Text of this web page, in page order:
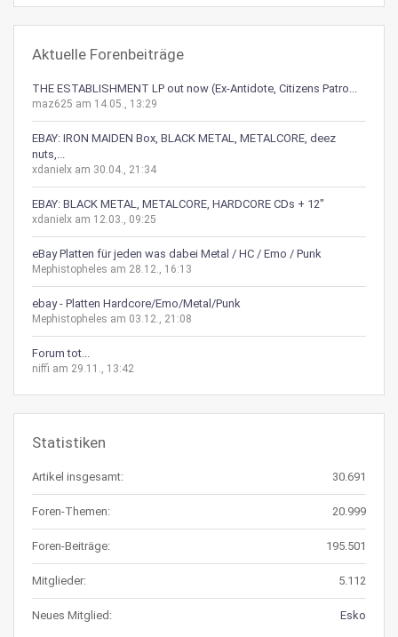
Aktuelle Forenbeiträge
THE ESTABLISHMENT LP out now (Ex-Antidote, Citizens Patro...
maz625 am 14.05., 13:29
EBAY: IRON MAIDEN Box, BLACK METAL, METALCORE, deez
nuts,...
xdanielx am 30.04., 21:34
EBAY: BLACK METAL, METALCORE, HARDCORE CDs + 12"
xdanielx am 12.03., 09:25
eBay Platten für jeden was dabei Metal / HC / Emo / Punk
Mephistopheles am 28.12., 16:13
ebay - Platten Hardcore/Emo/Metal/Punk
Mephistopheles am 03.12., 21:08
Forum tot...
niffi am 29.11., 13:42
Statistiken
Artikel insgesamt: 30.691
Foren-Themen: 20.999
Foren-Beiträge: 195.501
Mitglieder: 5.112
Neues Mitglied: Esko